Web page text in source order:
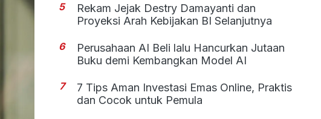
5
Rekam Jejak Destry Damayanti dan
Proyeksi Arah Kebijakan BI Selanjutnya
6
Perusahaan AI Beli lalu Hancurkan Jutaan
Buku demi Kembangkan Model AI
7
7 Tips Aman Investasi Emas Online, Praktis
dan Cocok untuk Pemula